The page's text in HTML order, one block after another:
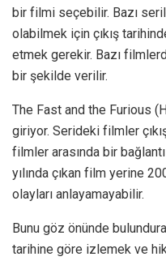
bir filmi seçebilir. Bazı
olabilmek için çıkış
etmek gerekir. Bazı
bir şekilde verilir.
The Fast and the Furious
giriyor. Serideki filmler
filmler arasında bir
yılında çıkan film yerine
olayları anlayamayabilir.
Bunu göz önünde
tarihine göre izlemek ve